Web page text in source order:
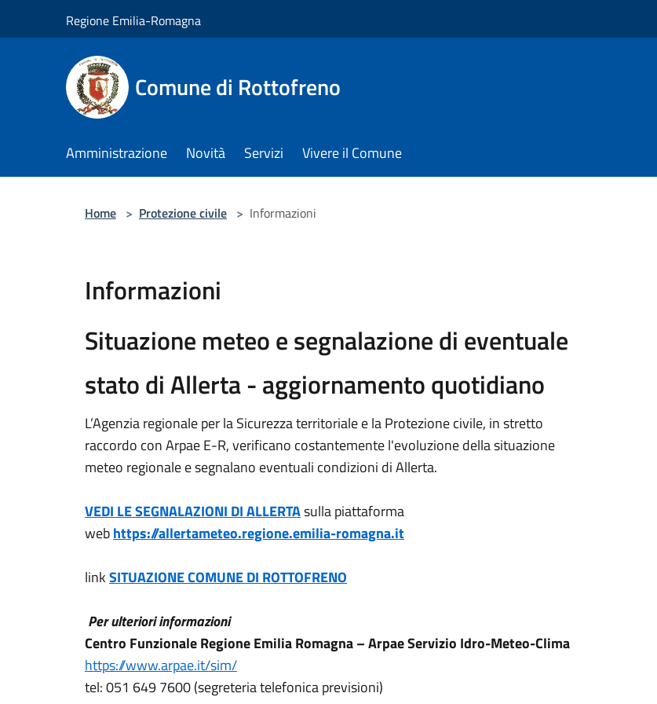
Regione Emilia-Romagna
Comune di Rottofreno
Amministrazione Novità Servizi Vivere il Comune
Home > Protezione civile > Informazioni
Informazioni
Situazione meteo e segnalazione di eventuale
stato di Allerta - aggiornamento quotidiano
L’Agenzia regionale per la Sicurezza territoriale e la Protezione civile, in stretto
raccordo con Arpae E-R, verificano costantemente l'evoluzione della situazione
meteo regionale e segnalano eventuali condizioni di Allerta.
VEDI LE SEGNALAZIONI DI ALLERTAsulla piattaforma
webhttps://allertameteo.regione.emilia-romagna.it
linkSITUAZIONE COMUNE DI ROTTOFRENO
Per ulteriori informazioni
Centro Funzionale Regione Emilia Romagna – Arpae Servizio Idro-Meteo-Clima
https://www.arpae.it/sim/
tel: 051 649 7600 (segreteria telefonica previsioni)